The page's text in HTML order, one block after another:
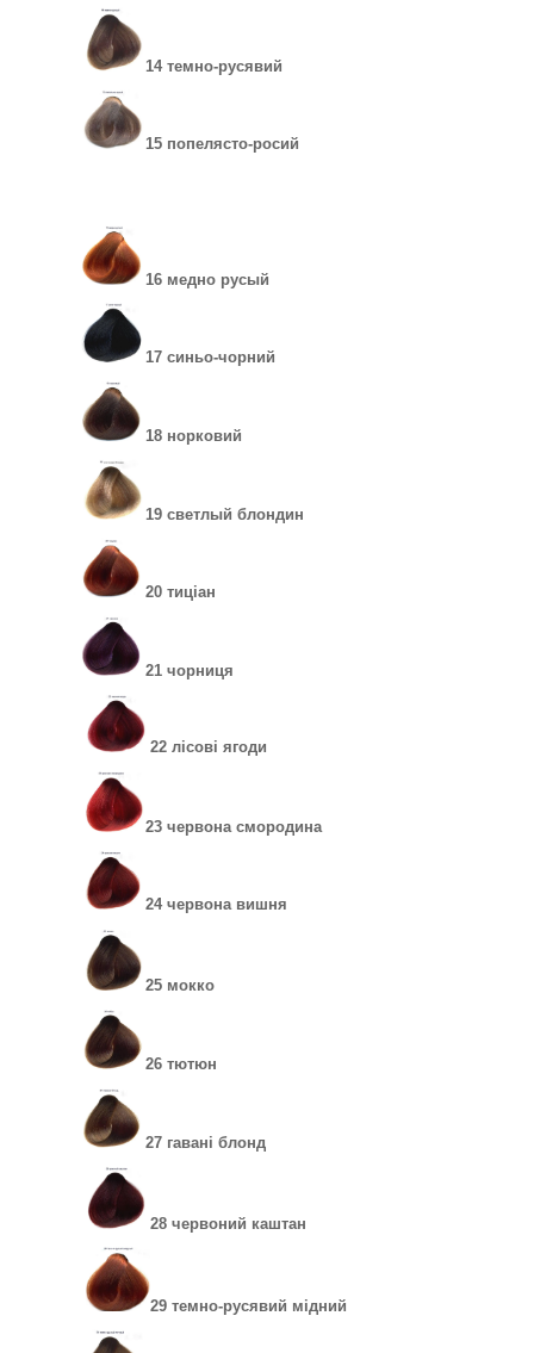
14 темно-русявий
15 попелясто-росий
16 медно русый
17 синьо-чорний
18 норковий
19 светлый блондин
20 тиціан
21 чорниця
22 лісові ягоди
23 червона смородина
24 червона вишня
25 мокко
26 тютюн
27 гавані блонд
28 червоний каштан
29 темно-русявий мідний